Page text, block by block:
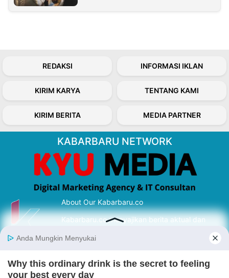
REDAKSI INFORMASI IKLAN
KIRIM KARYA TENTANG KAMI
KIRIM BERITA MEDIA PARTNER
KABARBARU NETWORK
About Our Kabarbaru.co
Kabarbaru.co menyajikan berita aktual dan
serta terverifikasi dari sumber yang tepat.
Follow Kabarbaru